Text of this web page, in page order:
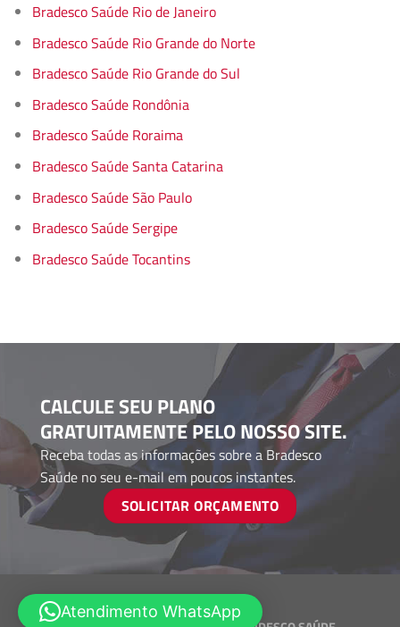
Bradesco Saúde Rio de Janeiro
Bradesco Saúde Rio Grande do Norte
Bradesco Saúde Rio Grande do Sul
Bradesco Saúde Rondônia
Bradesco Saúde Roraima
Bradesco Saúde Santa Catarina
Bradesco Saúde São Paulo
Bradesco Saúde Sergipe
Bradesco Saúde Tocantins
CALCULE SEU PLANO
GRATUITAMENTE PELO NOSSO SITE.
Receba todas as informações sobre a Bradesco
Saúde no seu e-mail em poucos instantes.
SOLICITAR ORÇAMENTO
Atendimento WhatsApp